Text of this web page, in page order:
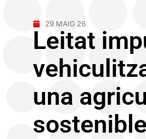
29 MAIG 26
Leitat
una
sostenible